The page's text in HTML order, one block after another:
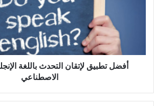
الاصطناعي
أفضل تطبيق لإتقان التحدث باللغة
الاصطناعي